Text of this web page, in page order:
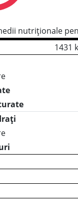
nutriționale
1431